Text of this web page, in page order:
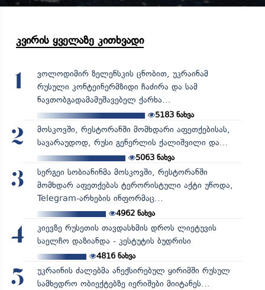
კვირის ყველაზე კითხვადი
1
ვოლოდიმირ ზელენსკის ცნობით, უკრაინამ
რუსული კონტეინერმზიდი ჩაძირა და სამ
ნავთობგადამამუშავებელ ქარხა...
5183 ნახვა
2
მოსკოვში, რესტორანში მომხდარი აფეთქებისას,
სავარაუდოდ, რუსი გენერლის ქალიშვილი და...
5063ნახვა
3
სერგეი სობიანინმა მოსკოვში, რესტორანში
მომხდარ აფეთქებას ტერორისტული აქტი უწოდა,
Telegram-არხების ინფორმაც...
4962ნახვა
4
კიევზე რუსეთის თავდასხმის დროს ლიეტუვის
საელჩო დაზიანდა - კესტუტის ბუდრისი
4816ნახვა
5
უკრაინის ძალებმა ანექსირებულ ყირიმში რუსულ
სამხედრო ობიექტებზე იერიშები მიიტანეს...